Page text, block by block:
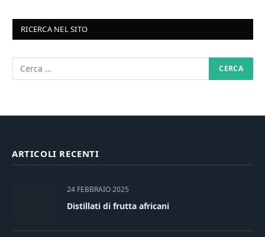
RICERCA NEL SITO
ARTICOLI RECENTI
24 FEBBRAIO 2025
Distillati di frutta africani